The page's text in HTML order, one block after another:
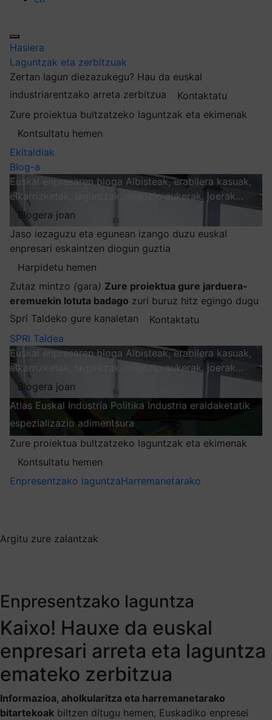
Hasiera
Laguntzak eta zerbitzuak
Zertan lagun diezazukegu? Hau da euskal
industriarentzako arreta zerbitzua
Kontaktatu
Zure proiektua bultzatzeko laguntzak eta ekimenak
Kontsultatu hemen
Ekitaldiak
Blog-a
Euskal enpresaren bloga Albisteak, erabilera kasuak,
elkarrizketak, laguntzak, negozio aukerak, joerak…
Blogera joan
Jaso iezaguzu eta egunean izango duzu euskal
enpresari eskaintzen diogun guztia
Harpidetu hemen
Zutaz mintzo (gara) Zure proiektua gure jarduera-
eremuekin lotuta badago zuri buruz hitz egingo dugu
Spri Taldeko gure kanaletan
Kontaktatu
SPRI Taldea
Euskal enpresaren bloga Albisteak, erabilera kasuak,
elkarrizketak, laguntzak, negozio aukerak, joerak…
Blogera joan
Atlas Euskal Industria Politika Industria eraldaketatik
espezializazio adimentsura
Zure proiektua bultzatzeko laguntzak eta ekimenak
Kontsultatu hemen
Enpresentzako laguntzaHarremanetarako
Argitu zure zalantzak
Enpresentzako laguntza
Kaixo! Hauxe da euskal
enpresari arreta eta laguntza
emateko zerbitzua
Informazioa, aholkularitza eta harremanetarako
bitartekoak biltzen ditugu hemen, Euskadiko enpresei